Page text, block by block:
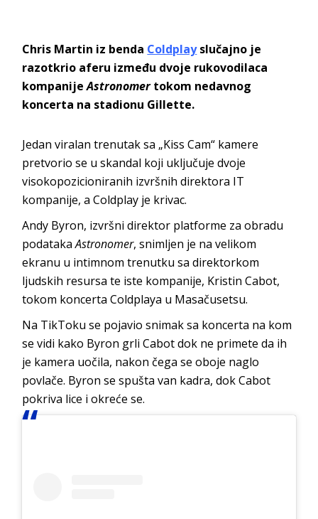
Chris Martin iz benda Coldplay slučajno je
razotkrio aferu između dvoje rukovodilaca
kompanijeAstronomertokom nedavnog
koncerta na stadionu Gillette.
Jedan viralan trenutak sa „Kiss Cam“ kamere
pretvorio se u skandal koji uključuje dvoje
visokopozicioniranih izvršnih direktora IT
kompanije, a Coldplay je krivac.
Andy Byron, izvršni direktor platforme za obradu
podatakaAstronomer, snimljen je na velikom
ekranu u intimnom trenutku sa direktorkom
ljudskih resursa te iste kompanije, Kristin Cabot,
tokom koncerta Coldplaya u Masačusetsu.
Na TikToku se pojavio snimak sa koncerta na kom
se vidi kako Byron grli Cabot dok ne primete da ih
je kamera uočila, nakon čega se oboje naglo
povlače. Byron se spušta van kadra, dok Cabot
pokriva lice i okreće se.